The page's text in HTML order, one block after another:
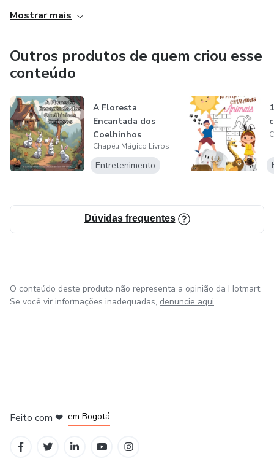
Mostrar mais
Outros produtos de quem criou esse
conteúdo
A Floresta
Encantada dos
Coelhinhos
Curiosos
Chapéu Mágico Livros
Entretenimento
Dúvidas frequentes
O conteúdo deste produto não representa a opinião da Hotmart.
Se você vir informações inadequadas, denuncie aqui
Feito com ❤ em Bogotá